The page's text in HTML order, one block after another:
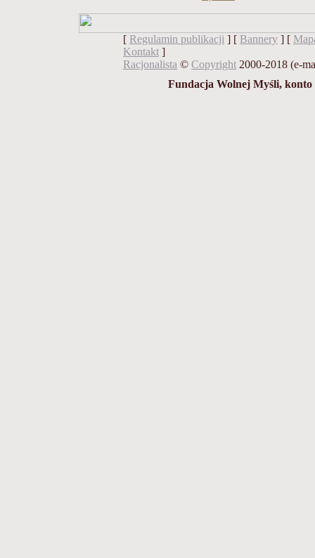
[ Regulamin publikacji ] [ Bannery ] [
Kontakt ]
Racjonalista © Copyright 2000-2018 (e-
Fundacja Wolnej Myśli, konto